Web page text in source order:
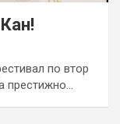
по втор
престижно…